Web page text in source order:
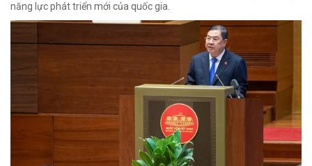
năng lực phát triển mới của quốc gia.